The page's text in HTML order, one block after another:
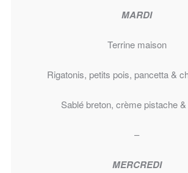
MARDI
Terrine maison
Rigatonis, petits pois, pancetta &
Sablé breton, crème pistache
–
MERCREDI